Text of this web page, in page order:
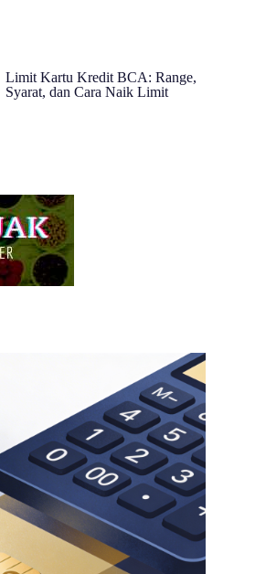
Limit Kartu Kredit BCA: Range,
Syarat, dan Cara Naik Limit